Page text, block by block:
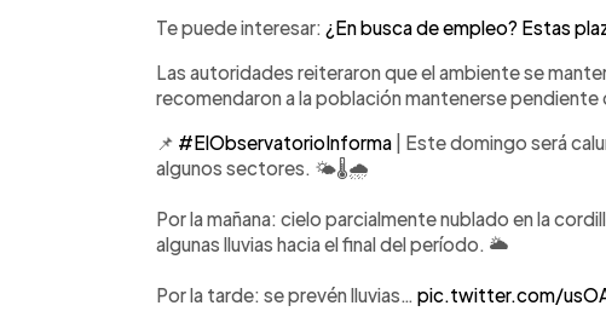
Te puede interesar: ¿En busca de empleo? Estas
Las autoridades reiteraron que el ambiente se
recomendaron a la población mantenerse
📌 #ElObservatorioInforma | Este domingo será
algunos sectores. 🌤️🌡️🌧️
Por la mañana: cielo parcialmente nublado en la
algunas lluvias hacia el final del período. 🌥️
Por la tarde: se prevén lluvias… pic.twitter.com/